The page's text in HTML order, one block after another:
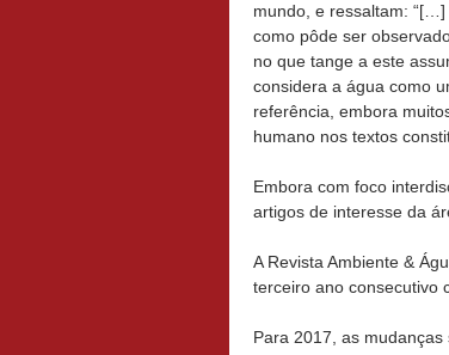
mundo, e ressaltam:
como pôde ser
no que tange a este
considera a água como
referência, embora
humano nos textos
Embora com foco
artigos de interesse da
A Revista Ambiente &
terceiro ano consecutivo
Para 2017, as mudanças